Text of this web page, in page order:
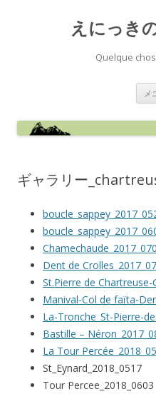
えにっき
Quelque
メ
ギャラリー
Dent de
St.Pierre de Chartreuse-
Manival-Col de faïta-
La-Tronche_St-Pierre-
Bastille –
La Tour
St_Eynard_2018_0517
Tour Percee_2018_0603